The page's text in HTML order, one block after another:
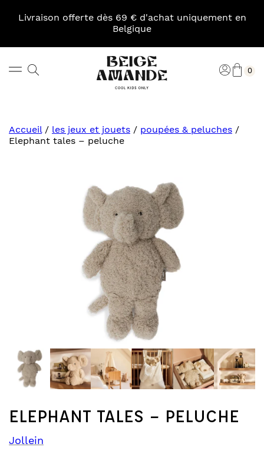
Livraison offerte dès 69 € d'achat uniquement en
Belgique
Rechercher 0
Accueil/ les jeux et jouets / poupées & peluches /
Elephant tales – peluche
ELEPHANT TALES – PELUCHE
Jollein